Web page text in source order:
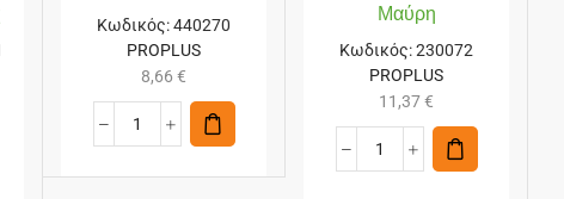
Κωδικός:440270
PROPLUS
8,66€
Μαύρη
Κωδικός:230072
PROPLUS
11,37€